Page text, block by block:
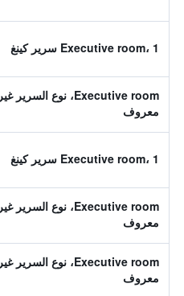
Executive room، 1 سرير كينغ
Executive room، نوع السرير غير
معروف
Executive room، 1 سرير كينغ
Executive room، نوع السرير غير
معروف
Executive room، نوع السرير غير
معروف